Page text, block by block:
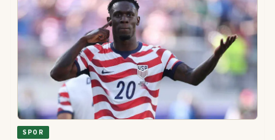
SPOR